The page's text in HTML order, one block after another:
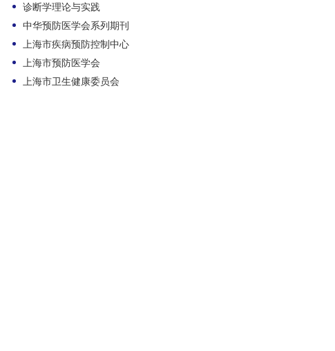
诊断学理论与实践
中华预防医学会系列期刊
上海市疾病预防控制中心
上海市预防医学会
上海市卫生健康委员会